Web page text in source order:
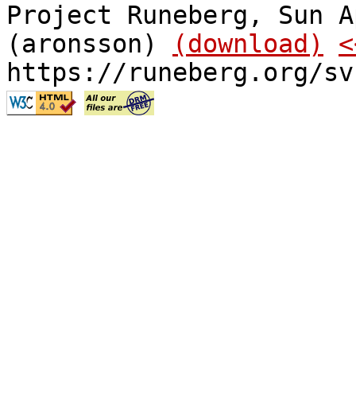
Project Runeberg, Sun
(aronsson)
(download)
https://runeberg.org/